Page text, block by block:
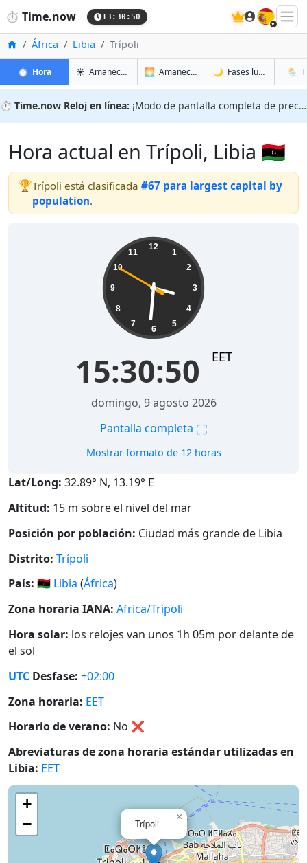
⏱️ Time.now 13:30:51 🇪🇸
InicioÁfrica Libia Trípoli
⏱️ Horaen Trípoli
☀️ Amanecer y atardecer en Trípoli
🌅 Amanecer y atardecer mañana en
🌙 Fases lunares en🌦️
⏱️ Time.now Reloj en línea: ¡Modo de pantalla completa de precisión!
Hora actual en Trípoli, Libia 🇱🇾
🏆Trípoli está clasificada #67 para largest capital by
population.
12
1
2
3
4
5
6
7
8
9
10
11
15:30:51 EET
domingo, 9 agosto 2026
Pantalla completa ⛶
Mostrar formato de 12 horas
Lat/Long: 32.89° N, 13.19° E
Altitud: 15 m sobre el nivel del mar
Posición por población: Ciudad más grande de Libia
Distrito: Trípoli
País: 🇱🇾 Libia (África)
Zona horaria IANA: Africa/Tripoli
Hora solar: los relojes van unos 1h 05m por delante de
el sol
UTC Desfase: +02:00
Zona horaria: EET
Horario de verano: No ❌
Abreviaturas de zona horaria estándar utilizadas en
Libia: EET
Trípoli
×
+
−